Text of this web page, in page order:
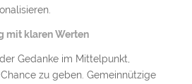
mit klaren Werten
Gedanke im Mittelpunkt,
zu geben. Gemeinnützige